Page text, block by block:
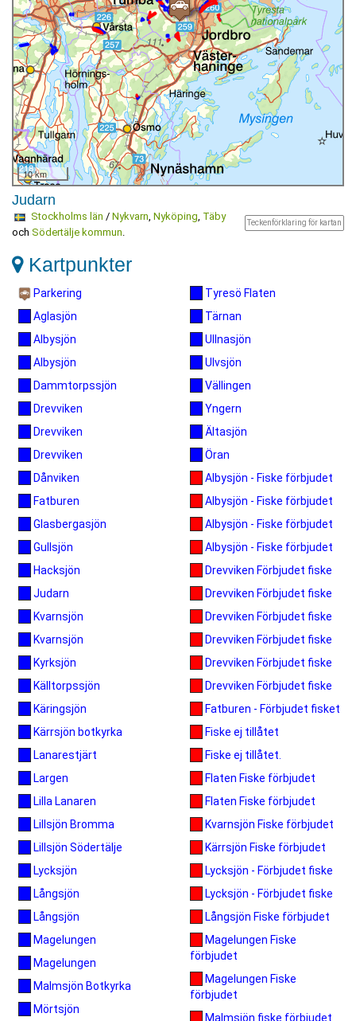
10 km
Judarn
Teckenförklaring för kartan
Stockholms län / Nykvarn, Nyköping, Täby
och Södertälje kommun.
Kartpunkter
Parkering
Aglasjön
Albysjön
Albysjön
Dammtorpssjön
Drevviken
Drevviken
Drevviken
Dånviken
Fatburen
Glasbergasjön
Gullsjön
Hacksjön
Judarn
Kvarnsjön
Kvarnsjön
Kyrksjön
Källtorpssjön
Käringsjön
Kärrsjön botkyrka
Lanarestjärt
Largen
Lilla Lanaren
Lillsjön Bromma
Lillsjön Södertälje
Lycksjön
Långsjön
Långsjön
Magelungen
Magelungen
Malmsjön Botkyrka
Mörtsjön
Tyresö Flaten
Tärnan
Ullnasjön
Ulvsjön
Vällingen
Yngern
Ältasjön
Öran
Albysjön - Fiske förbjudet
Albysjön - Fiske förbjudet
Albysjön - Fiske förbjudet
Albysjön - Fiske förbjudet
Drevviken Förbjudet fiske
Drevviken Förbjudet fiske
Drevviken Förbjudet fiske
Drevviken Förbjudet fiske
Drevviken Förbjudet fiske
Drevviken Förbjudet fiske
Fatburen - Förbjudet fisket
Fiske ej tillåtet
Fiske ej tillåtet.
Flaten Fiske förbjudet
Flaten Fiske förbjudet
Kvarnsjön Fiske förbjudet
Kärrsjön Fiske förbjudet
Lycksjön - Förbjudet fiske
Lycksjön - Förbjudet fiske
Långsjön Fiske förbjudet
Magelungen Fiske
förbjudet
Magelungen Fiske
förbjudet
Malmsjön fiske förbjudet